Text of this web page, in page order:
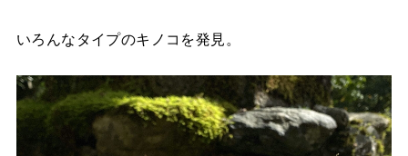
いろんなタイプのキノコを発見。